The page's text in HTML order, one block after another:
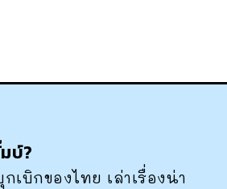
บ์?
เบิกของไทย เล่าเรื่องน่า